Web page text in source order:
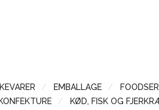
EMBALLAGE
KONFEKTURE KØD, FISK OG